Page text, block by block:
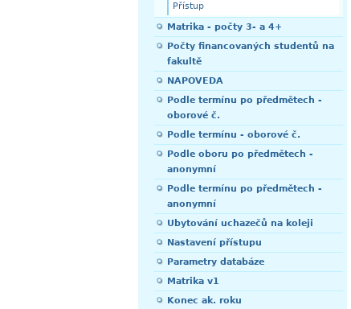
Přístup
Matrika - počty 3- a 4+
Počty financovaných studentů na
fakultě
NAPOVEDA
Podle termínu po předmětech -
oborové č.
Podle termínu - oborové č.
Podle oboru po předmětech -
anonymní
Podle termínu po předmětech -
anonymní
Ubytování uchazečů na koleji
Nastavení přístupu
Parametry databáze
Matrika v1
Konec ak. roku